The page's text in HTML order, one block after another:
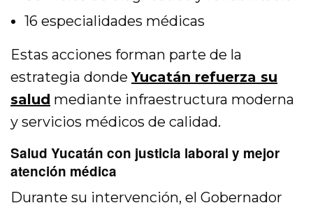
16 especialidades médicas
Estas acciones forman parte de la
estrategia dondeYucatán refuerza su
salud mediante infraestructura moderna
y servicios médicos de calidad.
Salud Yucatán con justicia laboral y mejor
atención médica
Durante su intervención, el Gobernador